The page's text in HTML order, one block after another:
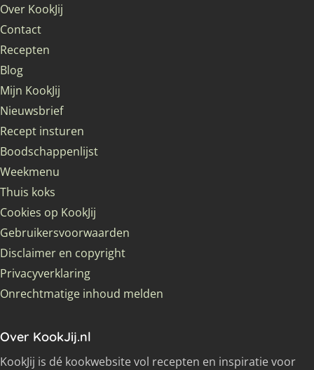
Over KookJij
Contact
Recepten
Blog
Mijn KookJij
Nieuwsbrief
Recept insturen
Boodschappenlijst
Weekmenu
Thuis koks
Cookies op KookJij
Gebruikersvoorwaarden
Disclaimer en copyright
Privacyverklaring
Onrechtmatige inhoud melden
Over KookJij.nl
KookJij is dé kookwebsite vol recepten en inspiratie voor